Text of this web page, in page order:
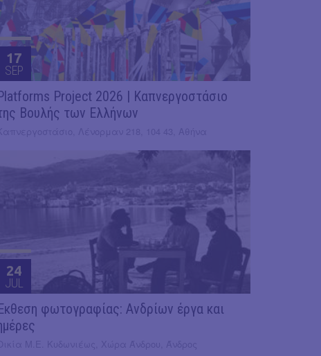
17
SEP
Project 2026 | Καπνεργοστάσιο
Βουλής των Ελλήνων
24
JUL
φωτογραφίας: Ανδρίων έργα και